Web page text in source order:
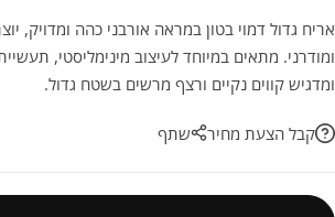
אריח גדול דמוי בטון במראה אורבני כהה ומדויק,
ומודרני. מתאים במיוחד לעיצוב מינימליסטי,
ומדגיש קווים נקיים ורצף מרשים בשטח גדול.
קבל הצעת מחיר שתף